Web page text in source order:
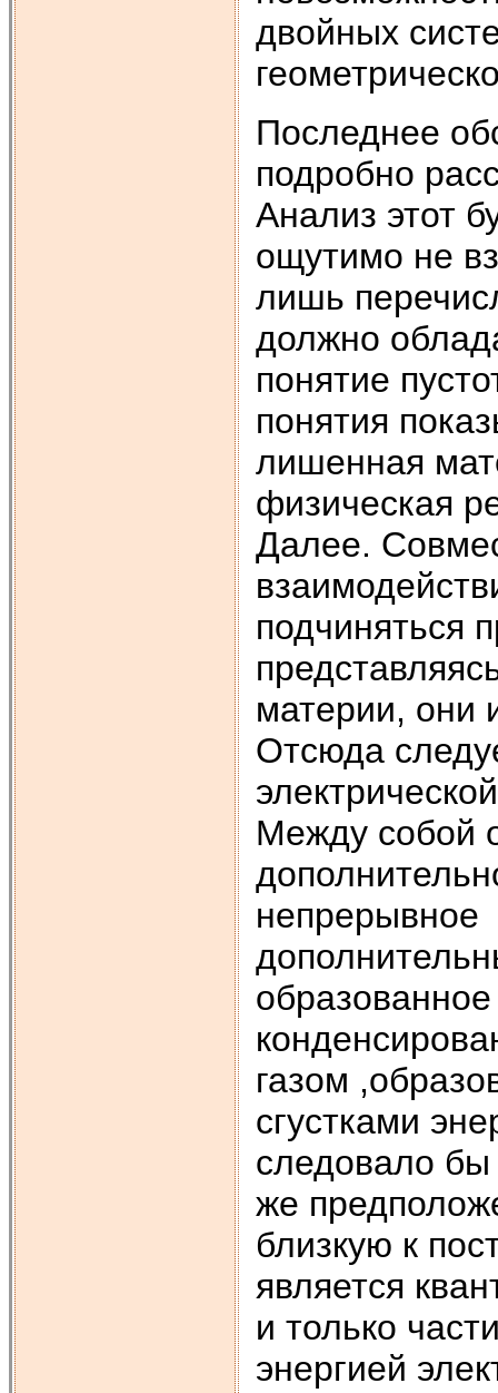
двойных
Последнее
подробно
Анализ этот
ощутимо не
лишь
должно
понятие
понятия
лишенная
физическая
Далее.
подчиняться
материи, они
Отсюда
Между собой
непрерывное
газом
сгустками
следовало
же
близкую к
является
и только
энергией